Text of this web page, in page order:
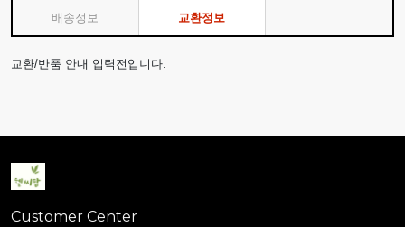
배송정보 교환정보
교환/반품 안내 입력전입니다.
Customer Center